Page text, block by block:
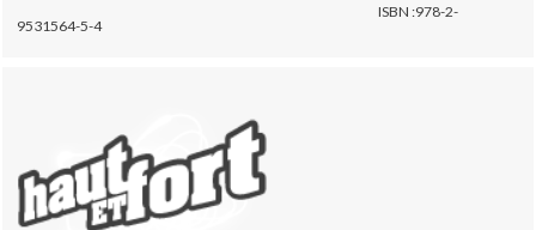
ISBN :978-2-
9531564-5-4